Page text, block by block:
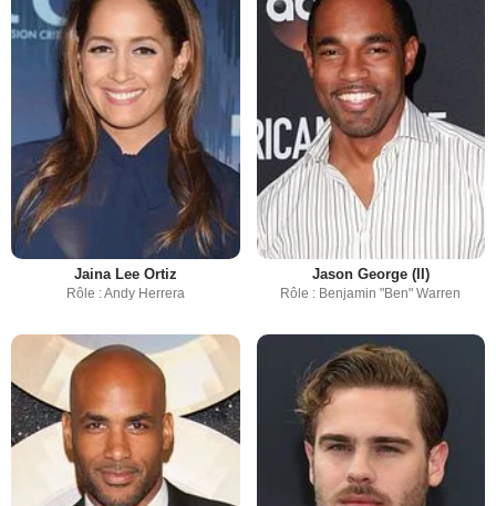
Jaina Lee Ortiz
Rôle : Andy Herrera
Jason George (II)
Rôle : Benjamin "Ben" Warren